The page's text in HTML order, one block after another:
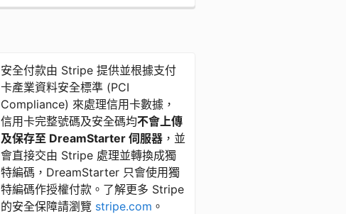
安全付款由 Stripe 提供並根據支付
卡產業資料安全標準 ​(​PCI
Compliance) 來處理信用卡數據，
信用卡完整號碼及安全碼均不會上傳
及保存至 DreamStarter 伺服器 ，並
會直接交由 Stripe 處理並轉換成獨
特編碼，DreamStarter 只會使用獨
特編碼作授權付款。了解更多 Stripe
的安全保障請瀏覽 stripe.com 。